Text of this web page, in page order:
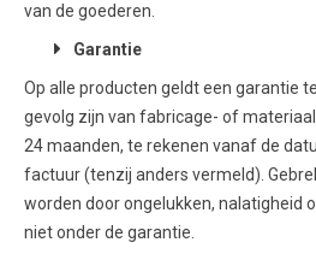
van de goederen.
Garantie
Op alle producten geldt een garantie
gevolg zijn van fabricage- of
24 maanden, te rekenen vanaf de
factuur (tenzij anders vermeld).
worden door ongelukken, nalatigheid
niet onder de garantie.